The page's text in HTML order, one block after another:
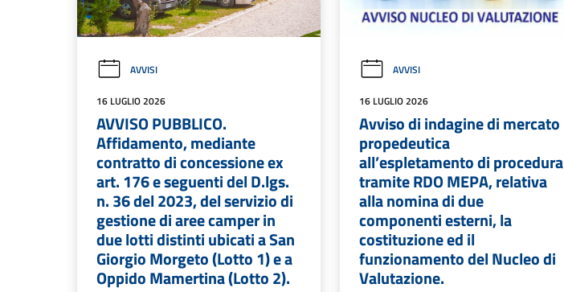
AVVISI
16 LUGLIO 2026
AVVISO PUBBLICO.
Affidamento, mediante
contratto di concessione ex
art. 176 e seguenti del D.lgs.
n. 36 del 2023, del servizio di
gestione di aree camper in
due lotti distinti ubicati a San
Giorgio Morgeto (Lotto 1) e a
Oppido Mamertina (Lotto 2).
AVVISI
16 LUGLIO 2026
Avviso di indagine di mercato
propedeutica
all’espletamento di procedura
tramite RDO MEPA, relativa
alla nomina di due
componenti esterni, la
costituzione ed il
funzionamento del Nucleo di
Valutazione.